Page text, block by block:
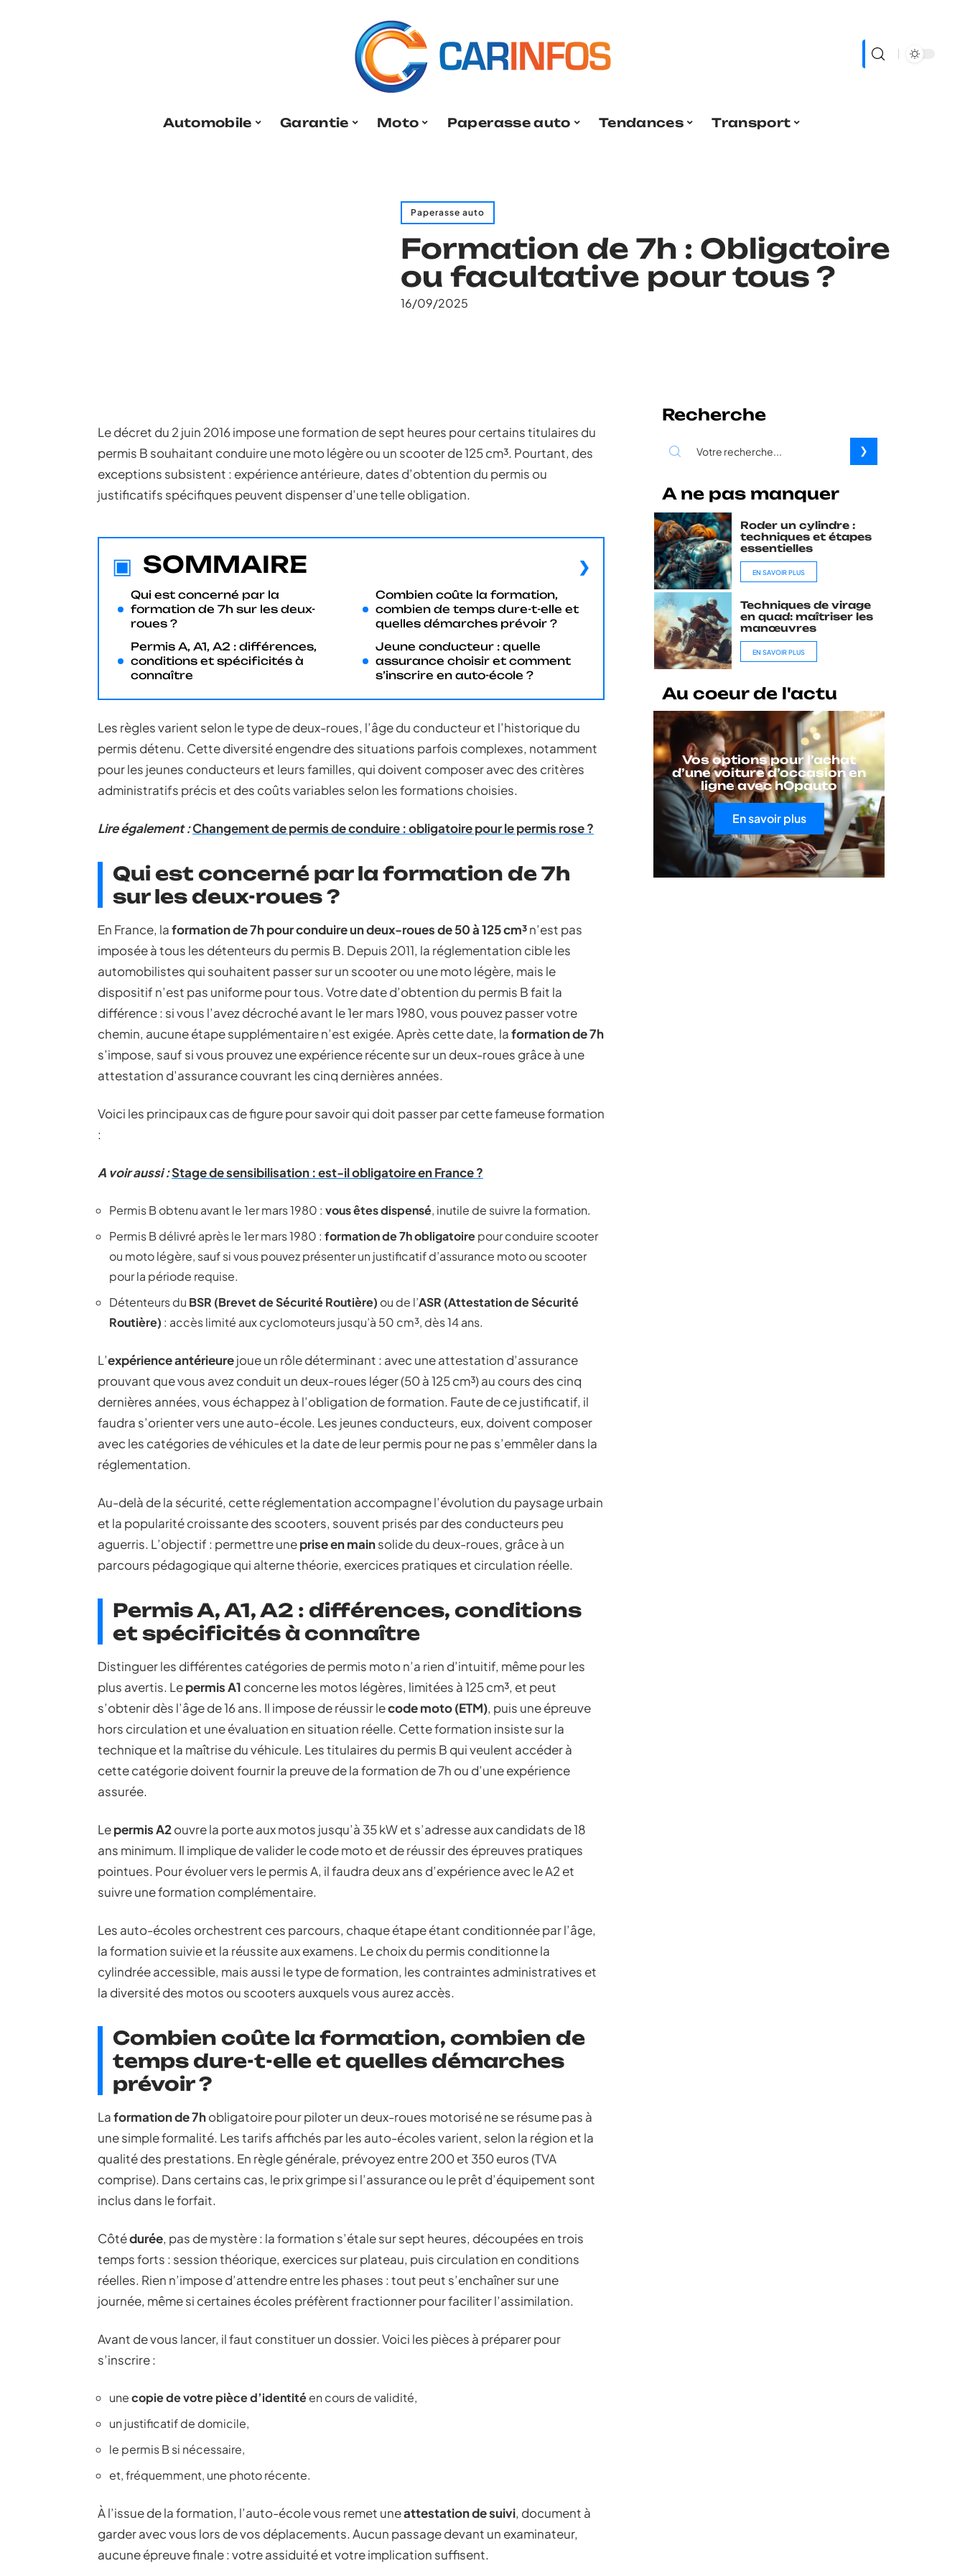
Automobile Garantie Moto Paperasse auto Tendances Transport
Paperasse auto
Formation de 7h : Obligatoire
ou facultative pour tous ?
16/09/2025
Le décret du 2 juin 2016 impose une formation de sept heures pour certains titulaires du
permis B souhaitant conduire une moto légère ou un scooter de 125 cm³. Pourtant, des
exceptions subsistent : expérience antérieure, dates d’obtention du permis ou
justificatifs spécifiques peuvent dispenser d’une telle obligation.
SOMMAIRE
Qui est concerné par la
formation de 7h sur les deux-
roues ?
Permis A, A1, A2 : différences,
conditions et spécificités à
connaître
Combien coûte la formation,
combien de temps dure-t-elle et
quelles démarches prévoir ?
Jeune conducteur : quelle
assurance choisir et comment
s’inscrire en auto-école ?
Les règles varient selon le type de deux-roues, l’âge du conducteur et l’historique du
permis détenu. Cette diversité engendre des situations parfois complexes, notamment
pour les jeunes conducteurs et leurs familles, qui doivent composer avec des critères
administratifs précis et des coûts variables selon les formations choisies.
Lire également :Changement de permis de conduire : obligatoire pour le permis rose ?
Qui est concerné par la formation de 7h
sur les deux-roues ?
En France, laformation de 7h pour conduire un deux-roues de 50 à 125 cm³n’est pas
imposée à tous les détenteurs du permis B. Depuis 2011, la réglementation cible les
automobilistes qui souhaitent passer sur un scooter ou une moto légère, mais le
dispositif n’est pas uniforme pour tous. Votre date d’obtention du permis B fait la
différence : si vous l’avez décroché avant le 1er mars 1980, vous pouvez passer votre
chemin, aucune étape supplémentaire n’est exigée. Après cette date, laformation de 7h
s’impose, sauf si vous prouvez une expérience récente sur un deux-roues grâce à une
attestation d’assurance couvrant les cinq dernières années.
Voici les principaux cas de figure pour savoir qui doit passer par cette fameuse formation
:
A voir aussi :Stage de sensibilisation : est-il obligatoire en France ?
Permis B obtenu avant le 1er mars 1980 : vous êtes dispensé, inutile de suivre la formation.
Permis B délivré après le 1er mars 1980 : formation de 7h obligatoirepour conduire scooter
ou moto légère, sauf si vous pouvez présenter un justificatif d’assurance moto ou scooter
pour la période requise.
Détenteurs du BSR (Brevet de Sécurité Routière) ou de l’ASR (Attestation de Sécurité
Routière) : accès limité aux cyclomoteurs jusqu’à 50 cm³, dès 14 ans.
L’expérience antérieurejoue un rôle déterminant : avec une attestation d’assurance
prouvant que vous avez conduit un deux-roues léger (50 à 125 cm³) au cours des cinq
dernières années, vous échappez à l’obligation de formation. Faute de ce justificatif, il
faudra s’orienter vers une auto-école. Les jeunes conducteurs, eux, doivent composer
avec les catégories de véhicules et la date de leur permis pour ne pas s’emmêler dans la
réglementation.
Au-delà de la sécurité, cette réglementation accompagne l’évolution du paysage urbain
et la popularité croissante des scooters, souvent prisés par des conducteurs peu
aguerris. L’objectif : permettre uneprise en mainsolide du deux-roues, grâce à un
parcours pédagogique qui alterne théorie, exercices pratiques et circulation réelle.
Permis A, A1, A2 : différences, conditions
et spécificités à connaître
Distinguer les différentes catégories de permis moto n’a rien d’intuitif, même pour les
plus avertis. Lepermis A1 concerne les motos légères, limitées à 125 cm³, et peut
s’obtenir dès l’âge de 16 ans. Il impose de réussir lecode moto (ETM), puis une épreuve
hors circulation et une évaluation en situation réelle. Cette formation insiste sur la
technique et la maîtrise du véhicule. Les titulaires du permis B qui veulent accéder à
cette catégorie doivent fournir la preuve de la formation de 7h ou d’une expérience
assurée.
Lepermis A2ouvre la porte aux motos jusqu’à 35 kW et s’adresse aux candidats de 18
ans minimum. Il implique de valider le code moto et de réussir des épreuves pratiques
pointues. Pour évoluer vers le permis A, il faudra deux ans d’expérience avec le A2 et
suivre une formation complémentaire.
Les auto-écoles orchestrent ces parcours, chaque étape étant conditionnée par l’âge,
la formation suivie et la réussite aux examens. Le choix du permis conditionne la
cylindrée accessible, mais aussi le type de formation, les contraintes administratives et
la diversité des motos ou scooters auxquels vous aurez accès.
Combien coûte la formation, combien de
temps dure-t-elle et quelles démarches
prévoir ?
Laformation de 7hobligatoire pour piloter un deux-roues motorisé ne se résume pas à
une simple formalité. Les tarifs affichés par les auto-écoles varient, selon la région et la
qualité des prestations. En règle générale, prévoyez entre 200 et 350 euros (TVA
comprise). Dans certains cas, le prix grimpe si l’assurance ou le prêt d’équipement sont
inclus dans le forfait.
Côtédurée, pas de mystère : la formation s’étale sur sept heures, découpées en trois
temps forts : session théorique, exercices sur plateau, puis circulation en conditions
réelles. Rien n’impose d’attendre entre les phases : tout peut s’enchaîner sur une
journée, même si certaines écoles préfèrent fractionner pour faciliter l’assimilation.
Avant de vous lancer, il faut constituer un dossier. Voici les pièces à préparer pour
s’inscrire :
unecopie de votre pièce d’identitéen cours de validité,
un justificatif de domicile,
le permis B si nécessaire,
et, fréquemment, une photo récente.
À l’issue de la formation, l’auto-école vous remet uneattestation de suivi, document à
garder avec vous lors de vos déplacements. Aucun passage devant un examinateur,
aucune épreuve finale : votre assiduité et votre implication suffisent.
Recherche
A ne pas manquer
Roder un cylindre :
techniques et étapes
essentielles
EN SAVOIR PLUS
Techniques de virage
en quad: maîtriser les
manœuvres
EN SAVOIR PLUS
Au coeur de l'actu
Vos options pour l’achat
d’une voiture d’occasion en
ligne avec hOpauto
En savoir plus